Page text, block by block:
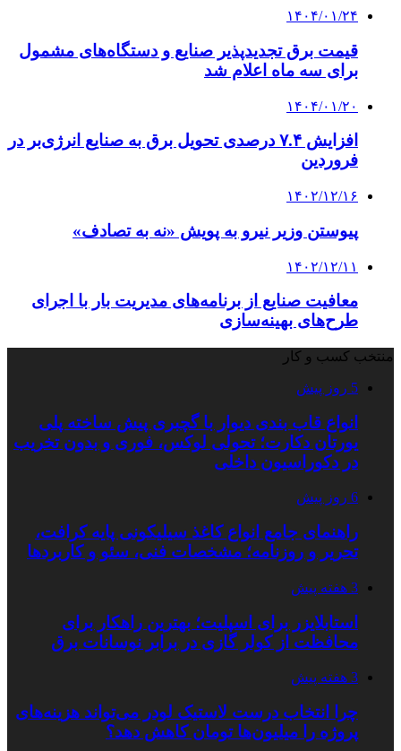
۱۴۰۴/۰۱/۲۴
قیمت برق تجدیدپذیر صنایع و دستگاه‌های مشمول
برای سه ماه اعلام شد
۱۴۰۴/۰۱/۲۰
افزایش ۷.۴ درصدی تحویل برق به صنایع انرژی‌بر در
فروردین
۱۴۰۲/۱۲/۱۶
پیوستن وزیر نیرو به پویش «نه به تصادف»
۱۴۰۲/۱۲/۱۱
معافیت صنایع از برنامه‌های مدیریت بار با اجرای
طرح‌های بهینه‌سازی
منتخب کسب و کار
5 روز پیش
انواع قاب بندی دیوار با گچبری پیش ساخته پلی
یورتان دکارت؛ تحولی لوکس، فوری و بدون تخریب
در دکوراسیون داخلی
6 روز پیش
راهنمای جامع انواع کاغذ سیلیکونی پایه کرافت،
تحریر و روزنامه؛ مشخصات فنی، سئو و کاربردها
3 هفته پیش
استابلایزر برای اسپلیت؛ بهترین راهکار برای
محافظت از کولر گازی در برابر نوسانات برق
3 هفته پیش
چرا انتخاب درست لاستیک لودر می‌تواند هزینه‌های
پروژه را میلیون‌ها تومان کاهش دهد؟